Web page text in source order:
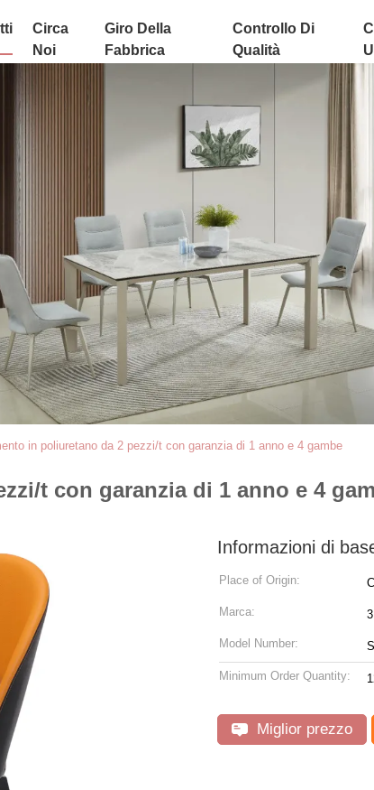
Circa
Noi
Giro Della
Fabbrica
Controllo Di
Qualità
in poliuretano da 2 pezzi/t con garanzia di 1 anno e 4 gambe
t con garanzia di 1 anno e 4
Informazioni di
Place of Origin:
Marca:
Model Number:
Minimum Order Quantity:
Miglior prezzo